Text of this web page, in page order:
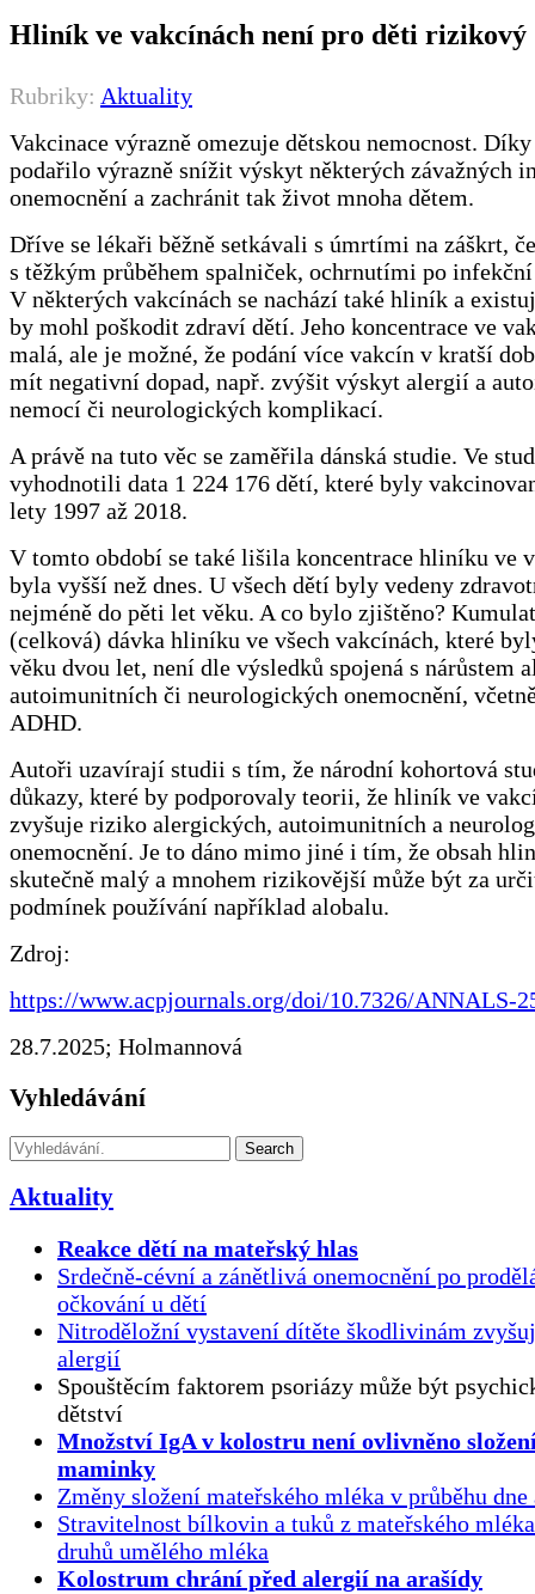
Hliník ve vakcínách není pro děti rizikový
Rubriky: Aktuality
Vakcinace výrazně omezuje dětskou nemocnost.
podařilo výrazně snížit výskyt některých závažných
onemocnění a zachránit tak život mnoha dětem.
Dříve se lékaři běžně setkávali s úmrtími na záškrt,
s těžkým průběhem spalniček, ochrnutími po
V některých vakcínách se nachází také hliník a
by mohl poškodit zdraví dětí. Jeho koncentrace ve
malá, ale je možné, že podání více vakcín v kratší
mít negativní dopad, např. zvýšit výskyt alergií a
nemocí či neurologických komplikací.
A právě na tuto věc se zaměřila dánská studie. Ve
vyhodnotili data 1 224 176 dětí, které byly
lety 1997 až 2018.
V tomto období se také lišila koncentrace hliníku ve
byla vyšší než dnes. U všech dětí byly vedeny
nejméně do pěti let věku. A co bylo zjištěno?
(celková) dávka hliníku ve všech vakcínách, které
věku dvou let, není dle výsledků spojená s nárůstem
autoimunitních či neurologických onemocnění,
ADHD.
Autoři uzavírají studii s tím, že národní kohortová
důkazy, které by podporovaly teorii, že hliník ve
zvyšuje riziko alergických, autoimunitních a
onemocnění. Je to dáno mimo jiné i tím, že obsah
skutečně malý a mnohem rizikovější může být za
podmínek používání například alobalu.
Zdroj:
https://www.acpjournals.org/doi/10.7326/ANNALS-
28.7.2025; Holmannová
Vyhledávání
Search
Aktuality
Reakce dětí na mateřský hlas
Srdečně-cévní a zánětlivá onemocnění po
očkování u dětí
Nitroděložní vystavení dítěte škodlivinám
alergií
Spouštěcím faktorem psoriázy může být
dětství
Množství IgA v kolostru není ovlivněno
maminky
Změny složení mateřského mléka v průběhu dne
Stravitelnost bílkovin a tuků z mateřského
druhů umělého mléka
Kolostrum chrání před alergií na arašídy